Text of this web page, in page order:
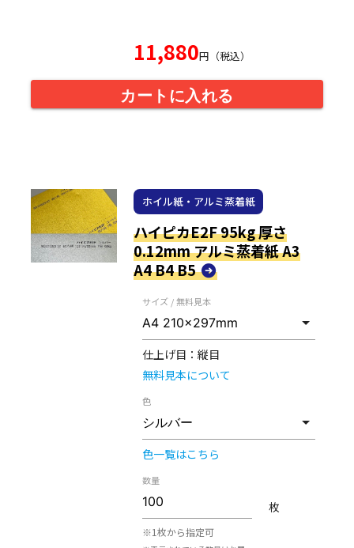
11,880円（税込）
カートに入れる
ホイル紙・アルミ蒸着紙
ハイピカE2F 95kg 厚さ
0.12mm アルミ蒸着紙 A3
A4 B4 B5
サイズ / 無料見本
仕上げ目： 縦目
無料見本について
色
色一覧はこちら
数量
※1枚から指定可
枚